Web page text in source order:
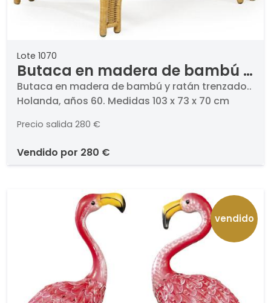
Lote 1070
Butaca en madera de bambú y
ratán trenzado.
Butaca en madera de bambú y ratán trenzado..
Holanda, años 60. Medidas 103 x 73 x 70 cm
Precio salida 280 €
vendido por 280 €
vendido